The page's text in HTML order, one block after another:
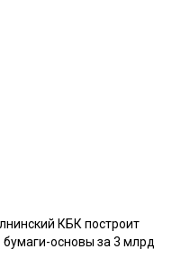
КБК построит
бумаги-основы за 3 млрд